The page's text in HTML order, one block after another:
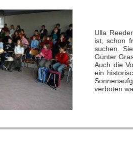
Ulla
ist, schon
suchen.
Günter
Auch die
ein
verboten